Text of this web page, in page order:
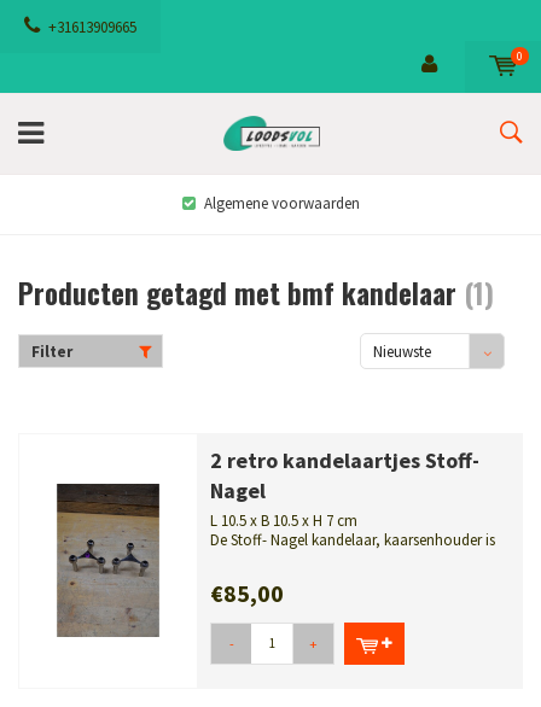
+31613909665
0
Algemene voorwaarden
Producten getagd met bmf kandelaar (1)
Filter
Nieuwste
2 retro kandelaartjes Stoff-
Nagel
L 10.5 x B 10.5 x H 7 cm
De Stoff- Nagel kandelaar, kaarsenhouder is
€85,00
- +